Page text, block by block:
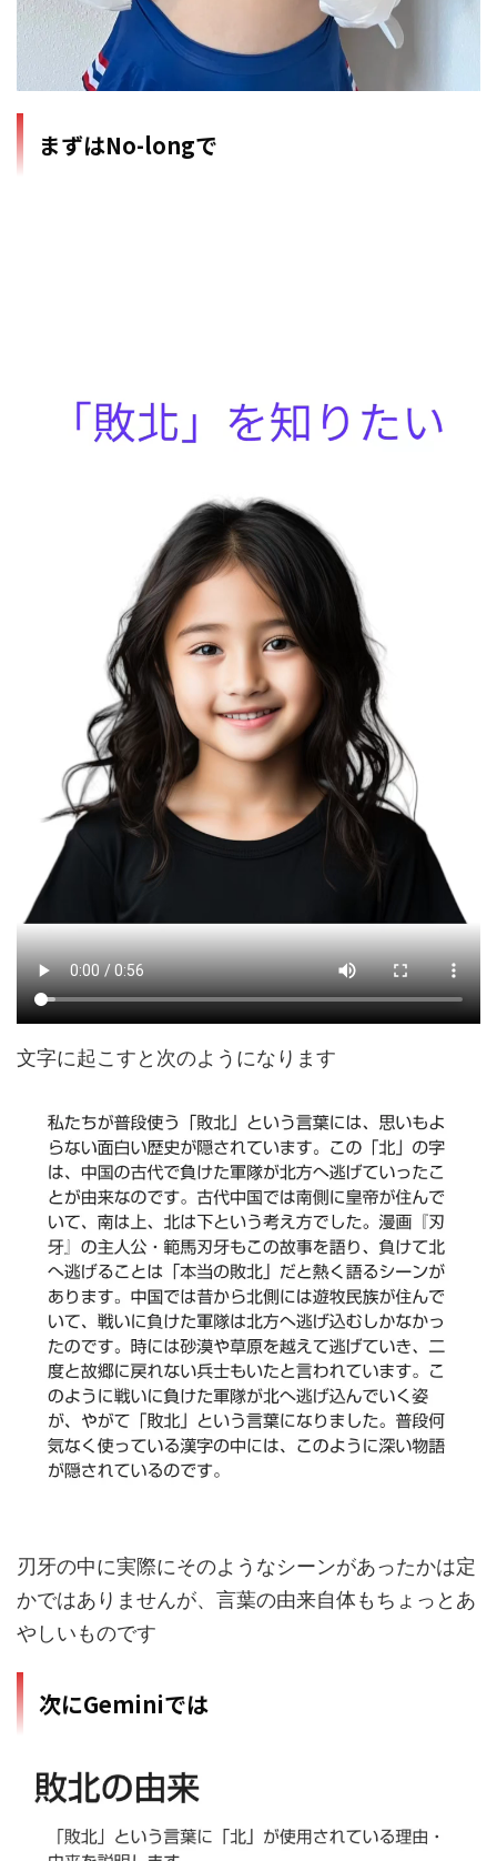
まずはNo-longで
文字に起こすと次のようになります
刃牙の中に実際にそのようなシーンがあったかは定
かではありませんが、言葉の由来自体もちょっとあ
やしいものです
次にGeminiでは